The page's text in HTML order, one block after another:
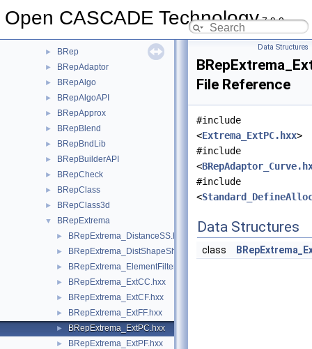
Open CASCADE Technology7.9.0
BOPTest
► BRep
► BRepAdaptor
► BRepAlgo
► BRepAlgoAPI
► BRepApprox
► BRepBlend
► BRepBndLib
► BRepBuilderAPI
► BRepCheck
► BRepClass
► BRepClass3d
▼ BRepExtrema
► BRepExtrema_DistanceSS.hxx
► BRepExtrema_DistShapeShape.hxx
► BRepExtrema_ElementFilter.hxx
► BRepExtrema_ExtCC.hxx
► BRepExtrema_ExtCF.hxx
► BRepExtrema_ExtFF.hxx
► BRepExtrema_ExtPC.hxx
► BRepExtrema_ExtPF.hxx
Data Structures
File Reference
#include
<Extrema_ExtPC.hxx>
#include
<
#include
<
Data Structures
class